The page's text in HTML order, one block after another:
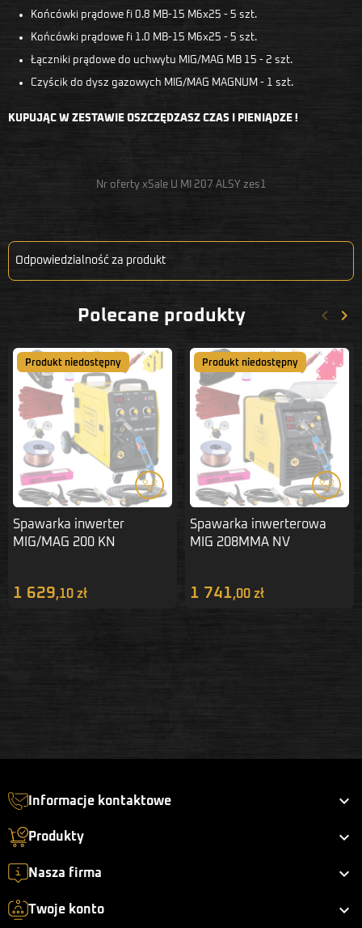
Końcówki prądowe fi 0.8 MB-15 M6x25 - 5 szt.
Końcówki prądowe fi 1.0 MB-15 M6x25 - 5 szt.
Łączniki prądowe do uchwytu MIG/MAG MB 15 - 2 szt.
Czyścik do dysz gazowych MIG/MAG MAGNUM - 1 szt.
KUPUJĄC W ZESTAWIE OSZCZĘDZASZ CZAS I PIENIĄDZE !
Nr oferty xSale U MI 207 ALSY zes1
Odpowiedzialność za produkt
Polecane produkty keyboard_arrow_left keyboard_arrow_right
Produkt niedostępny
Spawarka inwerter
MIG/MAG 200 KN
1 629,10 zł
Produkt niedostępny
Spawarka inwerterowa
MIG 208MMA NV
1 741,00 zł
Informacje kontaktowe 
Produkty 
Nasza firma 
Twoje konto 